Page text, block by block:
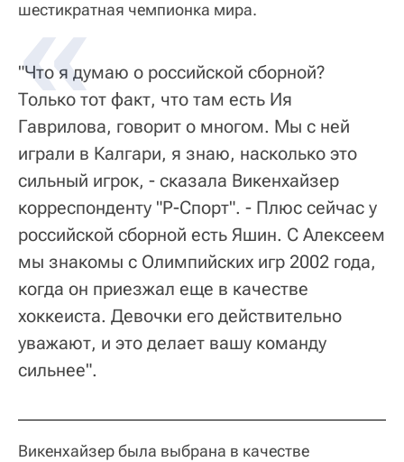
шестикратная чемпионка мира.
"Что я думаю о российской сборной?
Только тот факт, что там есть Ия
Гаврилова, говорит о многом. Мы с ней
играли в Калгари, я знаю, насколько это
сильный игрок, - сказала Викенхайзер
корреспонденту "Р-Спорт". - Плюс сейчас у
российской сборной есть Яшин. С Алексеем
мы знакомы с Олимпийских игр 2002 года,
когда он приезжал еще в качестве
хоккеиста. Девочки его действительно
уважают, и это делает вашу команду
сильнее".
Викенхайзер была выбрана в качестве